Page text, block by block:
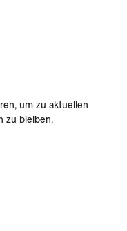
um zu aktuellen
zu bleiben.